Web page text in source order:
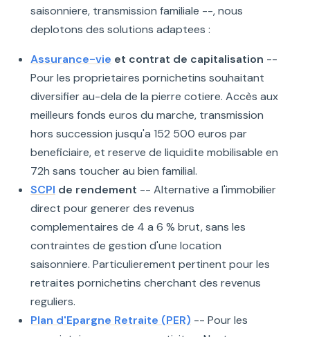
saisonniere, transmission familiale --, nous
deplotons des solutions adaptees :
Assurance-vie et contrat de capitalisation --
Pour les proprietaires pornichetins souhaitant
diversifier au-dela de la pierre cotiere. Accès aux
meilleurs fonds euros du marche, transmission
hors succession jusqu'a 152 500 euros par
beneficiaire, et reserve de liquidite mobilisable en
72h sans toucher au bien familial.
SCPI de rendement -- Alternative a l'immobilier
direct pour generer des revenus
complementaires de 4 a 6 % brut, sans les
contraintes de gestion d'une location
saisonniere. Particulierement pertinent pour les
retraites pornichetins cherchant des revenus
reguliers.
Plan d'Epargne Retraite (PER) -- Pour les